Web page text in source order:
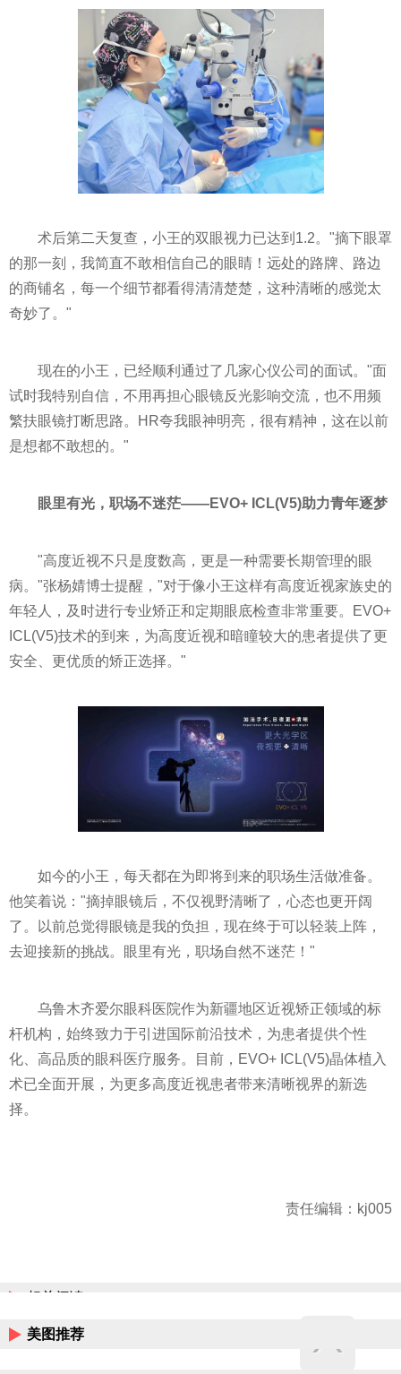
术后第二天复查，小王的双眼视力已达到1.2。"摘下眼罩
的那一刻，我简直不敢相信自己的眼睛！远处的路牌、路边
的商铺名，每一个细节都看得清清楚楚，这种清晰的感觉太
奇妙了。"
现在的小王，已经顺利通过了几家心仪公司的面试。"面
试时我特别自信，不用再担心眼镜反光影响交流，也不用频
繁扶眼镜打断思路。HR夸我眼神明亮，很有精神，这在以前
是想都不敢想的。"
眼里有光，职场不迷茫——EVO+ ICL(V5)助力青年逐梦
"高度近视不只是度数高，更是一种需要长期管理的眼
病。"张杨婧博士提醒，"对于像小王这样有高度近视家族史的
年轻人，及时进行专业矫正和定期眼底检查非常重要。EVO+
ICL(V5)技术的到来，为高度近视和暗瞳较大的患者提供了更
安全、更优质的矫正选择。"
如今的小王，每天都在为即将到来的职场生活做准备。
他笑着说："摘掉眼镜后，不仅视野清晰了，心态也更开阔
了。以前总觉得眼镜是我的负担，现在终于可以轻装上阵，
去迎接新的挑战。眼里有光，职场自然不迷茫！"
乌鲁木齐爱尔眼科医院作为新疆地区近视矫正领域的标
杆机构，始终致力于引进国际前沿技术，为患者提供个性
化、高品质的眼科医疗服务。目前，EVO+ ICL(V5)晶体植入
术已全面开展，为更多高度近视患者带来清晰视界的新选
择。
责任编辑：kj005
相关阅读
美图推荐